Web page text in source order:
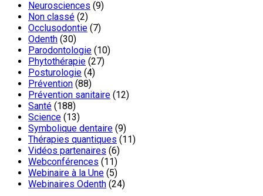
Neurosciences (9)
Non classé (2)
Occlusodontie (7)
Odenth (30)
Parodontologie (10)
Phytothérapie (27)
Posturologie (4)
Prévention (88)
Prévention sanitaire (12)
Santé (188)
Science (13)
Symbolique dentaire (9)
Thérapies quantiques (11)
Vidéos partenaires (6)
Webconférences (11)
Webinaire à la Une (5)
Webinaires Odenth (24)